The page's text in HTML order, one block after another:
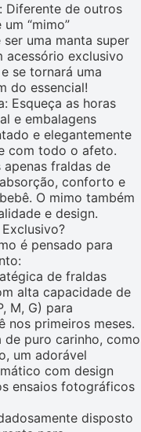
Diferente de outros
“mimo”
uma manta super
acessório exclusivo
se tornará uma
do essencial!
Esqueça as horas
e embalagens
e elegantemente
com todo o afeto.
apenas fraldas de
conforto e
O mimo também
e design.
é pensado para
de fraldas
alta capacidade de
M, G) para
nos primeiros meses.
de puro carinho, como
um adorável
com design
ensaios fotográficos
disposto